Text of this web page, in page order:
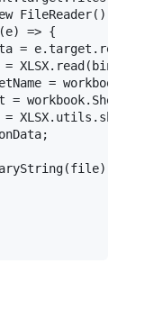
FileReader();
(e) => {
= e.target . result
= XLSX. read
= workbook.
= workbook. Sheets
= XLSX. utils .
(file);